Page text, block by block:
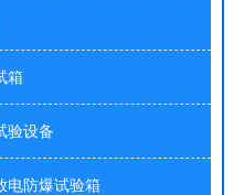
箱
验设备
电防爆试验箱